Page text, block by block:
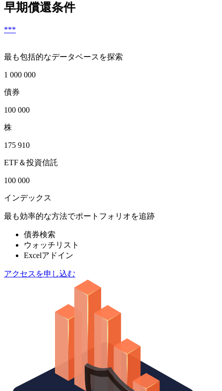
早期償還条件
***
最も包括的なデータベースを探索
1 000 000
債券
100 000
株
175 910
ETF＆投資信託
100 000
インデックス
最も効率的な方法でポートフォリオを追跡
債券検索
ウォッチリスト
Excelアドイン
アクセスを申し込む